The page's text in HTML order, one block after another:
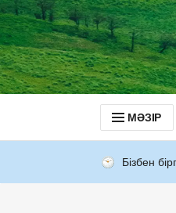
МӘЗІР
Бізбен